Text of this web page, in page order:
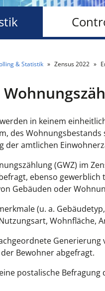
& Statistik Zensus 2022
in keinem
des
der amtlichen
(GWZ) im
ebenso
Gebäuden oder
(u. a.
Wohnfläche,
Bewohner abgefragt.
postalische